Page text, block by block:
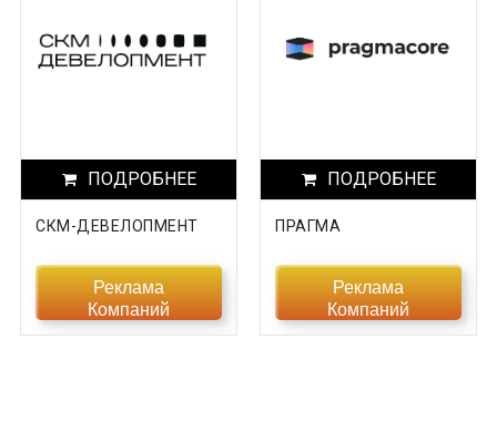
Владимирская область
Воронежская область
Дагестан
Еврейская АО
Забайкальский край
ПОДРОБНЕЕ
СКМ-ДЕВЕЛОПМЕНТ
Реклама
Компаний
ПОДРОБНЕЕ
ПРАГМА
Реклама
Компаний